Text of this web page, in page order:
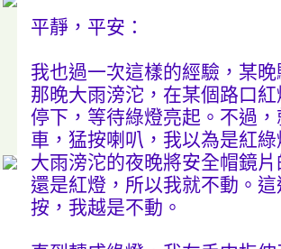
平靜，平安：
我也過一次這樣的經驗，某
那晚大雨滂沱，在某個路口
停下，等待綠燈亮起。不過
車，猛按喇叭，我以為是紅
大雨滂沱的夜晚將安全帽鏡
還是紅燈，所以我就不動。
按，我越是不動。